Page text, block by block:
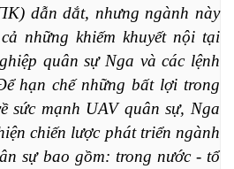
dẫn dắt, nhưng ngành này
những khiếm khuyết nội tại
quân sự Nga và các lệnh
hạn chế những bất lợi trong
sức mạnh UAV quân sự, Nga
chiến lược phát triển ngành
sự bao gồm: trong nước - tổ